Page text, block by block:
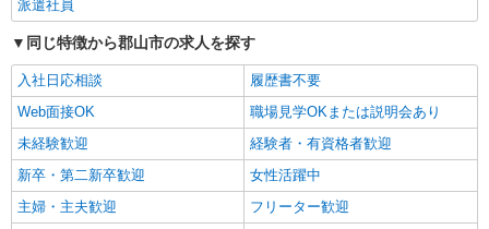
キープ
派遣社員
株式会社kotrio /●SD-H-1983743
郡山市＊看護助手＊日払いOK！推し活の軍資
金も即ゲット◎
時給1350円〜2062円 ＜日払い有/週払い有/交
通費全支給(ガソリン代含む)＞
派遣社員
同じ特徴から郡山市の求人を探す
入社日応相談
履歴書不要
Web面接OK
職場見学OKまたは説明会あり
未経験歓迎
経験者・有資格者歓迎
新卒・第二新卒歓迎
女性活躍中
主婦・主夫歓迎
フリーター歓迎